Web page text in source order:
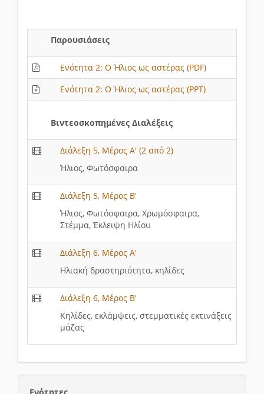
Παρουσιάσεις
Ενότητα 2: Ο Ήλιος ως αστέρας (PDF)
Ενότητα 2: Ο Ήλιος ως αστέρας (PPT)
Βιντεοσκοπημένες Διαλέξεις
Διάλεξη 5, Μέρος Α' (2 από 2)
Ήλιος, Φωτόσφαιρα
Διάλεξη 5, Μέρος Β'
Ήλιος, Φωτόσφαιρα, Χρωμόσφαιρα,
Στέμμα, Έκλειψη Ηλίου
Διάλεξη 6, Μέρος Α'
Ηλιακή δραστηριότητα, κηλίδες
Διάλεξη 6, Μέρος Β'
Κηλίδες, εκλάμψεις, στεμματικές εκτινάξεις
μάζας